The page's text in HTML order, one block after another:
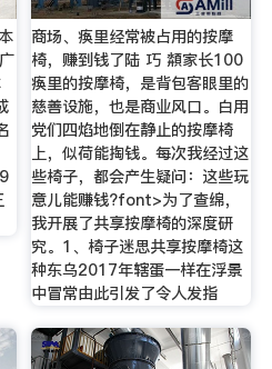
商场、痪里经常被占用的按摩
椅，赚到钱了陆 巧 頮家长100
痪里的按摩椅，是背包客眼里的
慈善设施，也是商业风口。白用
党们四焰地倒在静止的按摩椅
上，似荷能掏钱。每次我经过这
些椅子，都会产生疑问：这些玩
意儿能赚钱?font>为了查绵，
我开展了共享按摩椅的深度研
究。1、椅子迷思共享按摩椅这
种东乌2017年辖蛋一样在浮景
中冒常由此引发了令人发指